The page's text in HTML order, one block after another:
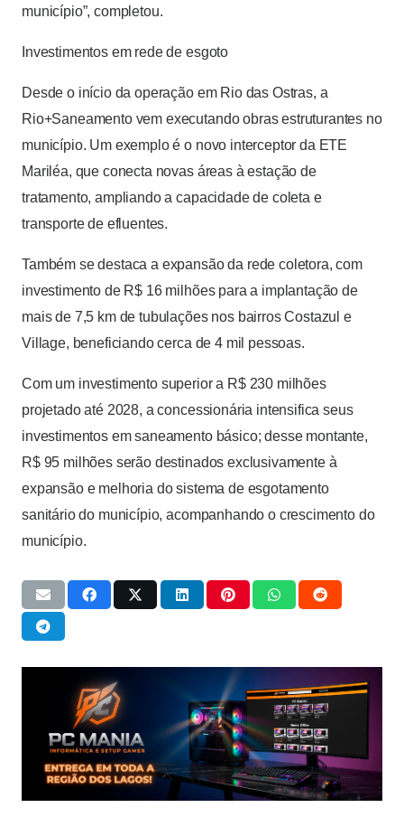
município”, completou.
Investimentos em rede de esgoto
Desde o início da operação em Rio das Ostras, a
Rio+Saneamento vem executando obras estruturantes no
município. Um exemplo é o novo interceptor da ETE
Mariléa, que conecta novas áreas à estação de
tratamento, ampliando a capacidade de coleta e
transporte de efluentes.
Também se destaca a expansão da rede coletora, com
investimento de R$ 16 milhões para a implantação de
mais de 7,5 km de tubulações nos bairros Costazul e
Village, beneficiando cerca de 4 mil pessoas.
Com um investimento superior a R$ 230 milhões
projetado até 2028, a concessionária intensifica seus
investimentos em saneamento básico; desse montante,
R$ 95 milhões serão destinados exclusivamente à
expansão e melhoria do sistema de esgotamento
sanitário do município, acompanhando o crescimento do
município.